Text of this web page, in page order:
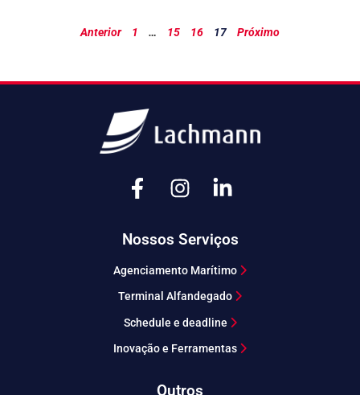
Anterior 1 … 15 16 17 Próximo
Nossos Serviços
Agenciamento Marítimo
Terminal Alfandegado
Schedule e deadline
Inovação e Ferramentas
Outros